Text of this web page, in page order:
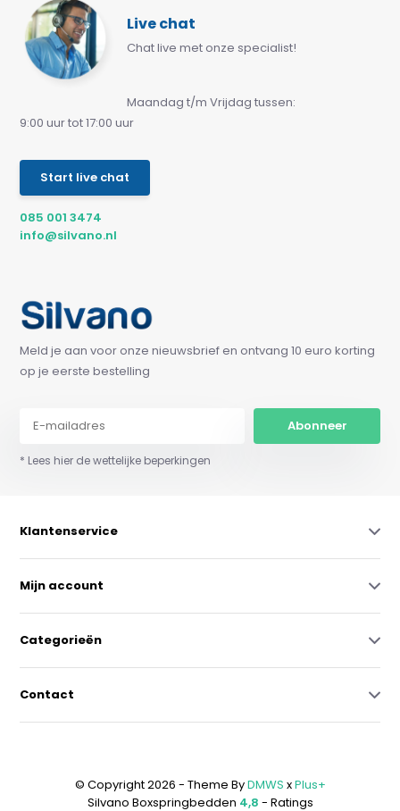
Live chat
Chat live met onze specialist!
Maandag t/m Vrijdag tussen:
9:00 uur tot 17:00 uur
Start live chat
085 001 3474
info@silvano.nl
Meld je aan voor onze nieuwsbrief en ontvang 10 euro korting
op je eerste bestelling
Abonneer
* Lees hier de wettelijke beperkingen
Klantenservice
Mijn account
Categorieën
Contact
© Copyright 2026 - Theme ByDMWS xPlus+
Silvano Boxspringbedden 4,8 - Ratings